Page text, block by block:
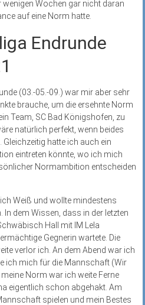
Wochen gar nicht daran
auf eine Norm hatte.
Endrunde
(03.-05.-09.) war mir aber sehr
brauche, um die ersehnte Norm
Team, SC Bad Königshofen, zu
natürlich perfekt, wenn beides
hatte ich auch ein
eintreten könnte, wo ich mich
Normambition entscheiden
Weiß und wollte mindestens
In dem Wissen, dass in der letzten
Hall mit IM Lela
Gegnerin wartete. Die
verlor ich. An dem Abend war ich
ich mich für die Mannschaft (Wir
Norm war ich weite Ferne
eigentlich schon abgehakt. Am
spielen und mein Bestes